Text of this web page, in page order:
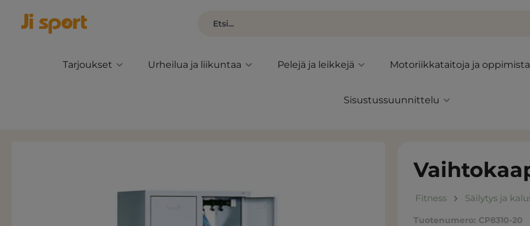
Tarjoukset Urheilua ja liikuntaa Pelejä ja leikkejä Motoriikkataitoja ja oppimista
Sisustussuunnittelu
Fitness Säilytys ja
Tuotenumero: CP8310-20